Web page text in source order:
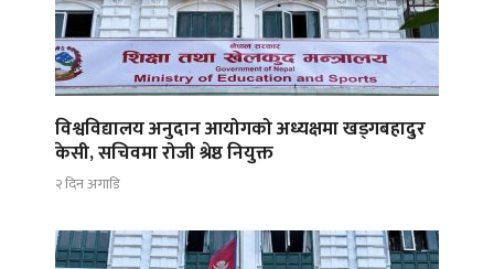
विश्वविद्यालय अनुदान आयोगको अध्यक्षमा खड्गबहादुर
केसी, सचिवमा रोजी श्रेष्ठ नियुक्त
२ दिन अगाडि